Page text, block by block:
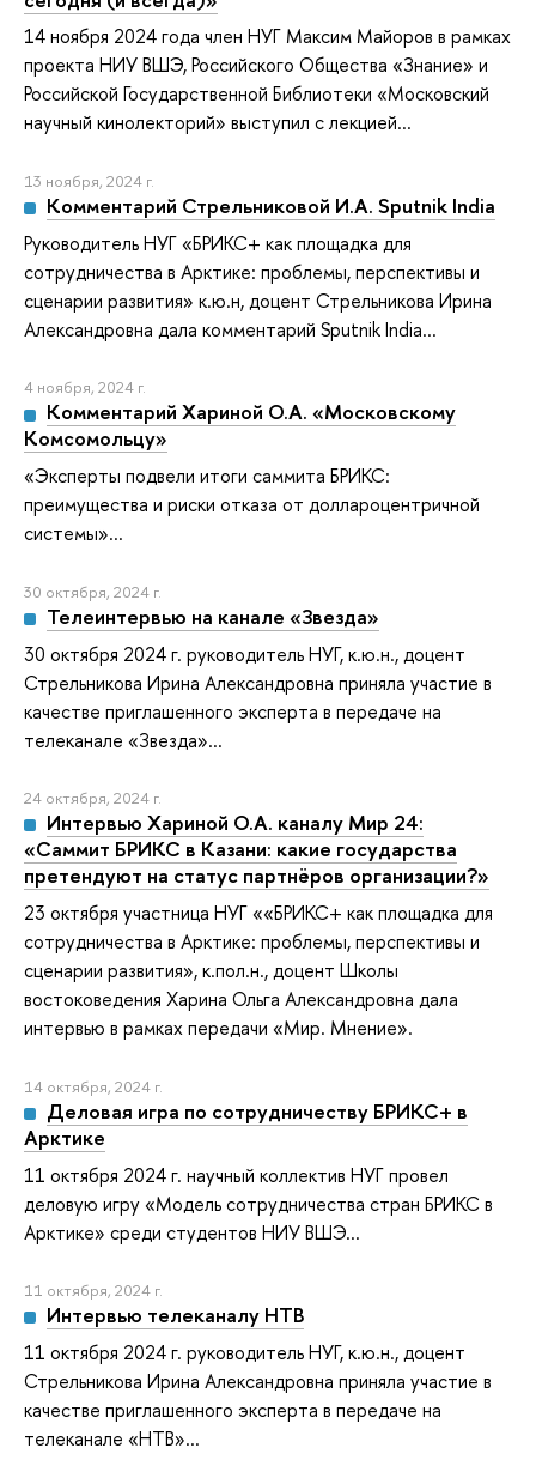
14 ноября 2024 года член НУГ Максим Майоров в рамках
проекта НИУ ВШЭ, Российского Общества «Знание» и
Российской Государственной Библиотеки «Московский
научный кинолекторий» выступил с лекцией...
13 ноября, 2024 г.
Комментарий Стрельниковой И.А. Sputnik India
Руководитель НУГ «БРИКС+ как площадка для
сотрудничества в Арктике: проблемы, перспективы и
сценарии развития» к.ю.н, доцент Стрельникова Ирина
Александровна дала комментарий Sputnik India...
4 ноября, 2024 г.
Комментарий Хариной О.А. «Московскому
Комсомольцу»
«Эксперты подвели итоги саммита БРИКС:
преимущества и риски отказа от доллароцентричной
системы»...
30 октября, 2024 г.
Телеинтервью на канале «Звезда»
30 октября 2024 г. руководитель НУГ, к.ю.н., доцент
Стрельникова Ирина Александровна приняла участие в
качестве приглашенного эксперта в передаче на
телеканале «Звезда»...
24 октября, 2024 г.
Интервью Хариной О.А. каналу Мир 24:
«Саммит БРИКС в Казани: какие государства
претендуют на статус партнёров организации?»
23 октября участница НУГ ««БРИКС+ как площадка для
сотрудничества в Арктике: проблемы, перспективы и
сценарии развития», к.пол.н., доцент Школы
востоковедения Харина Ольга Александровна дала
интервью в рамках передачи «Мир. Мнение».
14 октября, 2024 г.
Деловая игра по сотрудничеству БРИКС+ в
Арктике
11 октября 2024 г. научный коллектив НУГ провел
деловую игру «Модель сотрудничества стран БРИКС в
Арктике» среди студентов НИУ ВШЭ...
11 октября, 2024 г.
Интервью телеканалу НТВ
11 октября 2024 г. руководитель НУГ, к.ю.н., доцент
Стрельникова Ирина Александровна приняла участие в
качестве приглашенного эксперта в передаче на
телеканале «НТВ»...